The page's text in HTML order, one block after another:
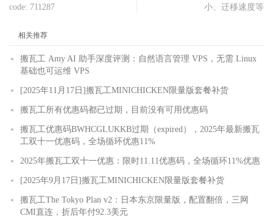
code: 711287
小、迁移速度等
相关推荐
搬瓦工 Amy AI 助手深度评测：自然语言管理 VPS，无需 Linux
基础也可运维 VPS
[2025年11月17日]搬瓦工MINICHICKEN限量版套餐补货
搬瓦工所有优惠码都已过期，目前没有可用优惠码
搬瓦工优惠码BWHCGLUKKB过期（expired），2025年最新搬瓦
工双十一优惠码，全场循环优惠11%
2025年搬瓦工双十一优惠：限时11.11优惠码，全场循环11%优惠
[2025年9月17日]搬瓦工MINICHICKEN限量版套餐补货
搬瓦工The Tokyo Plan v2：日本东京限量版，配置翻倍，三网
CMI直连，折后年付92.3美元